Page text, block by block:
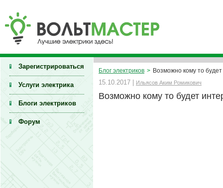
Зарегистрироваться
Услуги электрика
Блоги электриков
Форум
Блог электриков > Возможно кому то
15.10.2017 |
Ильясов Аким Ромикович
Возможно кому то будет